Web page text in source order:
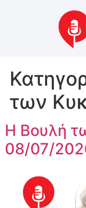
των
Η Βουλή
08/07/